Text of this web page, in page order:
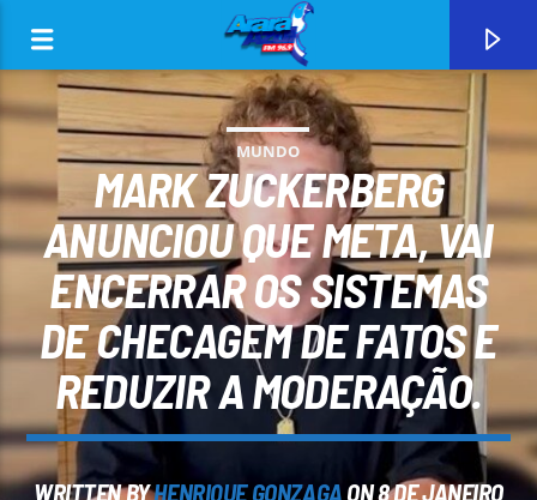
0:00
CURRENT TRACK
ARARA AZUL FM 96,9
MUNDO
MARK ZUCKERBERG
ANUNCIOU QUE META, VAI
ENCERRAR OS SISTEMAS
DE CHECAGEM DE FATOS E
REDUZIR A MODERAÇÃO.
WRITTEN BYHENRIQUE GONZAGA ON 8 DE JANEIRO